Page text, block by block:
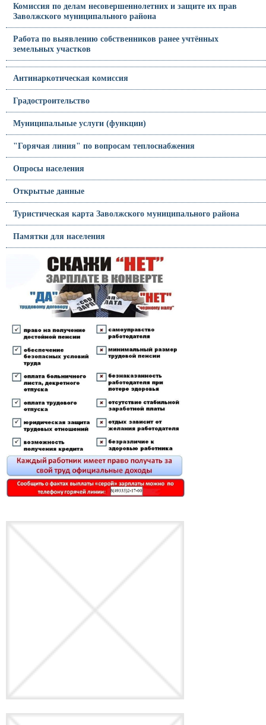
Комиссия по делам несовершеннолетних и защите их прав
Заволжского муниципального района
Работа по выявлению собственников ранее учтённых
земельных участков
Антинаркотическая комиссия
Градостроительство
Муниципальные услуги (функции)
"Горячая линия" по вопросам теплоснабжения
Опросы населения
Открытые данные
Туристическая карта Заволжского муниципального района
Памятки для населения